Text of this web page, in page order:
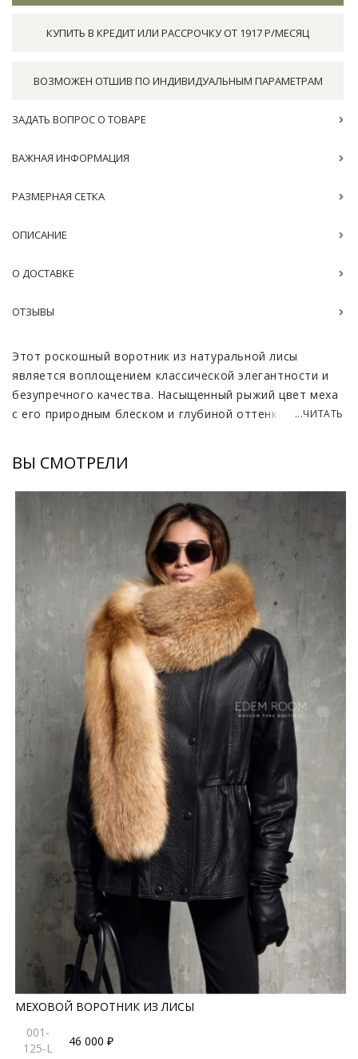
КУПИТЬ В КРЕДИТ ИЛИ РАССРОЧКУ ОТ 1917 Р/МЕСЯЦ
ВОЗМОЖЕН ОТШИВ ПО ИНДИВИДУАЛЬНЫМ ПАРАМЕТРАМ
ЗАДАТЬ ВОПРОС О ТОВАРЕ
ВАЖНАЯ ИНФОРМАЦИЯ
РАЗМЕРНАЯ СЕТКА
ОПИСАНИЕ
О ДОСТАВКЕ
ОТЗЫВЫ
Этот роскошный воротник из натуральной лисы
является воплощением классической элегантности и
безупречного качества. Насыщенный рыжий цвет меха
с его природным блеском и глубиной оттенков
отборного длинноворсного меха гарантирует
исключительную густоту и мягкость, что характерно
для аксессуаров самого высокого уровня.
Впечатляющая длина 125 сантиметров позволяет
использовать этот аксессуар как величественное
дополнение к пальто, куртке или вечернему наряду,
создавая вокруг своей владелицы ауру статуса и
эксклюзивности. Российское производство
обеспечивает строгий контроль на всех этапах
выделки меха, благодаря чему изделие сохраняет свой
первозданный объем и шелковистость на протяжении
долгого времени. Тщательная обработка каждой
детали подчеркивает профессиональный подход к
созданию аксессуаров премиального класса.
Такой воротник создан для женщин, которые
стремятся подчеркнуть свой утонченный вкус и ценят
аутентичные материалы. Пышная фактура натуральной
лисы не только обеспечивает превосходную защиту от
холода, но и служит явным свидетельством высокого
положения в обществе. Это выбор в пользу
проверенной временем роскоши и эталонного
исполнения, где природная красота меха соединяется
с мастерством отечественных скорняков для создания
по настоящему выдающегося образа.
*описание несет информационный характер, состав и
правила ухода могут быть изменены производителем
...ЧИТАТЬ
ВЫ СМОТРЕЛИ
МЕХОВОЙ ВОРОТНИК ИЗ ЛИСЫ
001-
125-L
46 000 ₽